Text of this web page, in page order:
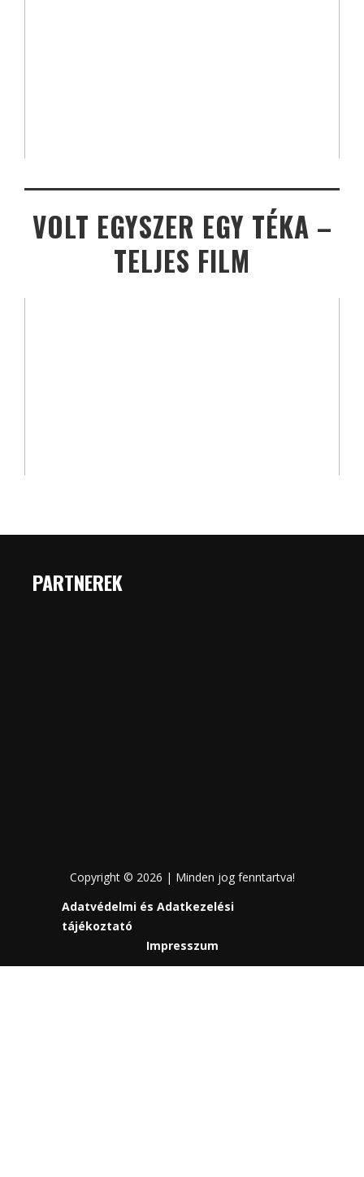
VOLT EGYSZER EGY TÉKA –
TELJES FILM
PARTNEREK
Copyright © 2026 | Minden jog fenntartva!
Adatvédelmi és Adatkezelési
tájékoztató
Impresszum